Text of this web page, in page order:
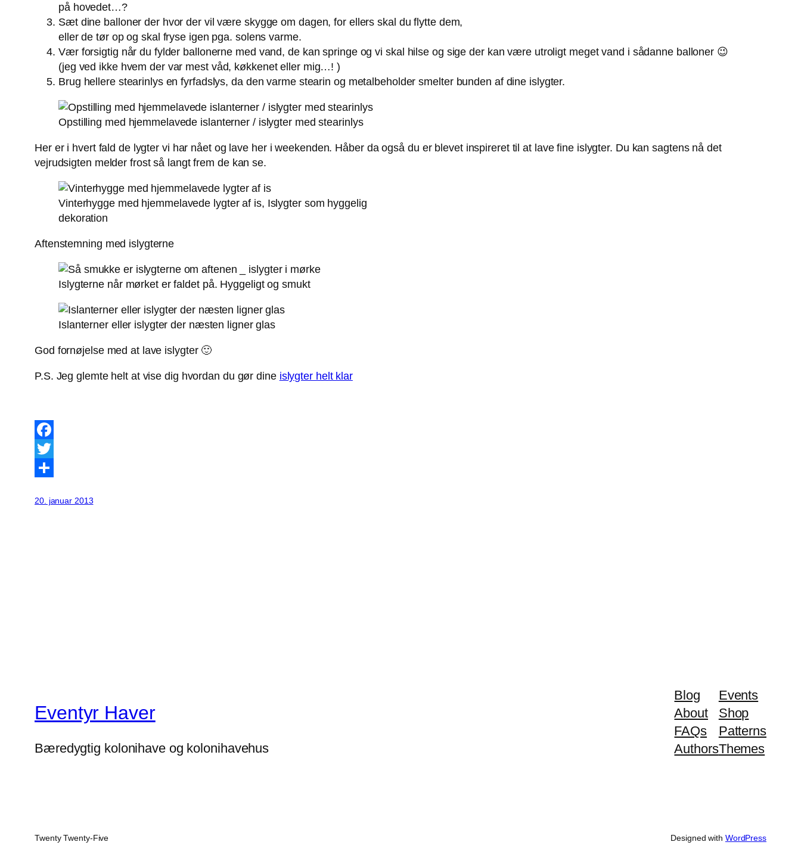
på hovedet…?
Sæt dine balloner der hvor der vil være skygge om dagen, for ellers skal du flytte dem,
eller de tør op og skal fryse igen pga. solens varme.
Vær forsigtig når du fylder ballonerne med vand, de kan springe og vi skal hilse og sige der kan være utroligt meget vand i sådanne balloner 😉
(jeg ved ikke hvem der var mest våd, køkkenet eller mig…! )
Brug hellere stearinlys en fyrfadslys, da den varme stearin og metalbeholder smelter bunden af dine islygter.
Opstilling med hjemmelavede islanterner / islygter med stearinlys
Her er i hvert fald de lygter vi har nået og lave her i weekenden. Håber da også du er blevet inspireret til at lave fine islygter. Du kan sagtens nå det
vejrudsigten melder frost så langt frem de kan se.
Vinterhygge med hjemmelavede lygter af is, Islygter som hyggelig
dekoration
Aftenstemning med islygterne
Islygterne når mørket er faldet på. Hyggeligt og smukt
Islanterner eller islygter der næsten ligner glas
God fornøjelse med at lave islygter 🙂
P.S. Jeg glemte helt at vise dig hvordan du gør dine islygter helt klar
Facebook
Twitter
20. januar 2013
Eventyr Haver
Bæredygtig kolonihave og kolonihavehus
Blog
About
FAQs
Authors
Events
Shop
Patterns
Themes
Twenty Twenty-Five Designed with WordPress